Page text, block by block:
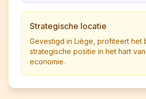
Strategische locatie
Gevestigd in Liège, profiteert het
strategische positie in het hart
economie.